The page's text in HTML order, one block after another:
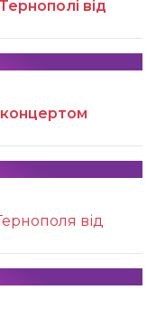
від
концертом
від